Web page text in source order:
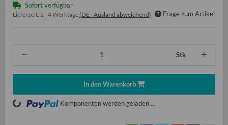
Sofort verfügbar
Lieferzeit: 2 - 4 Werktage (DE - Ausland abweichend) Frage zum Artikel
Stk
In den Warenkorb
Komponenten werden geladen ...